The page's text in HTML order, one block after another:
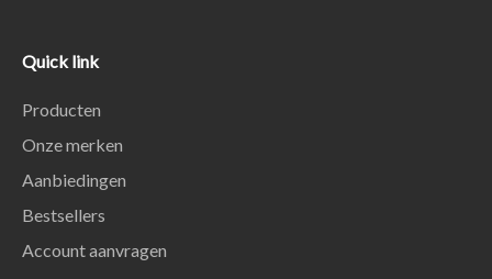
Quick link
Producten
Onze merken
Aanbiedingen
Bestsellers
Account aanvragen